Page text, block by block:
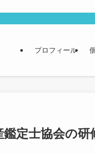
プロフィール
定士協会の研